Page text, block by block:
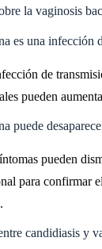
la vaginosis
es una infección
de
pueden
puede
pueden
para confirmar
candidiasis y